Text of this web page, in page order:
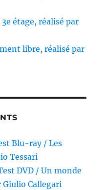
étage, réalisé par
libre, réalisé par
Blu-ray / Les
Tessari
DVD / Un monde
Callegari